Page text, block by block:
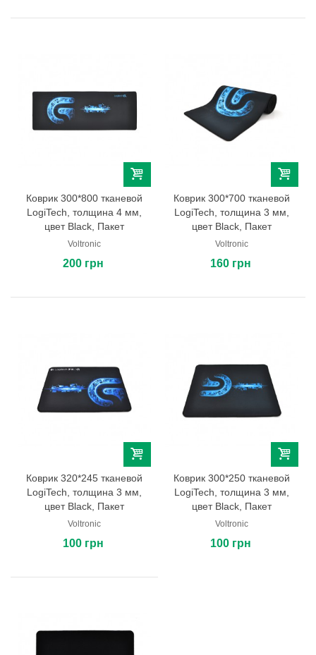
Коврик 300*800 тканевой
LogiTech, толщина 4 мм,
цвет Black, Пакет
Voltronic
200 грн
Коврик 300*700 тканевой
LogiTech, толщина 3 мм,
цвет Black, Пакет
Voltronic
160 грн
Коврик 320*245 тканевой
LogiTech, толщина 3 мм,
цвет Black, Пакет
Voltronic
100 грн
Коврик 300*250 тканевой
LogiTech, толщина 3 мм,
цвет Black, Пакет
Voltronic
100 грн